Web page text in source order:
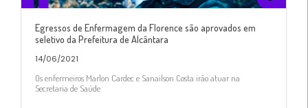
Egressos de Enfermagem da Florence são aprovados em
seletivo da Prefeitura de Alcântara
14/06/2021
Os enfermeiros Marlon Cardec e Sanailson Costa irão atuar na
Secretaria de Saúde